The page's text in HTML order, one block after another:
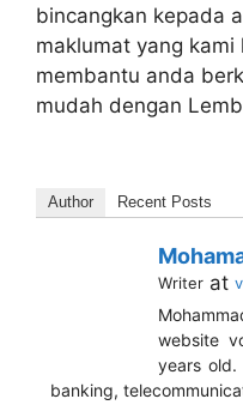
bincangkan kepada
maklumat yang
membantu anda
mudah dengan
Author Recent Posts
Writer at
website
years
banking,